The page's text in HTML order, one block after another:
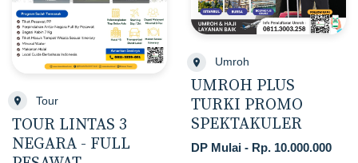
Tour
TOUR LINTAS 3
NEGARA - FULL
Umroh
UMROH PLUS
TURKI PROMO
SPEKTAKULER
DP Mulai - Rp. 10.000.000